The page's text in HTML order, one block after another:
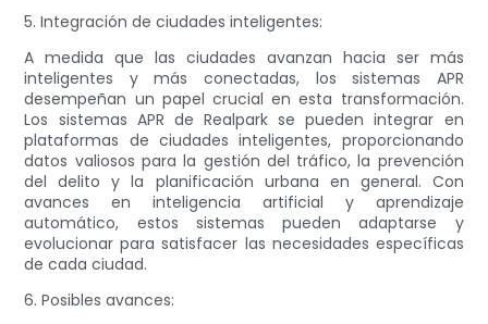
5. Integración de ciudades inteligentes:
A medida que las ciudades avanzan hacia ser más
inteligentes y más conectadas, los sistemas APR
desempeñan un papel crucial en esta transformación.
Los sistemas APR de Realpark se pueden integrar en
plataformas de ciudades inteligentes, proporcionando
datos valiosos para la gestión del tráfico, la prevención
del delito y la planificación urbana en general. Con
avances en inteligencia artificial y aprendizaje
automático, estos sistemas pueden adaptarse y
evolucionar para satisfacer las necesidades específicas
de cada ciudad.
6. Posibles avances: